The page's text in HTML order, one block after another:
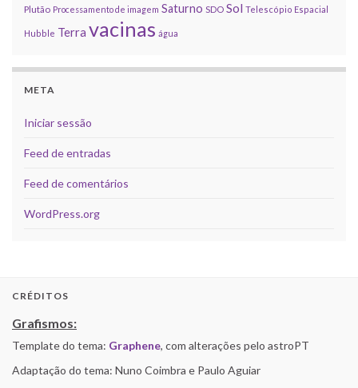
Plutão Processamento de imagem Saturno SDO Sol Telescópio Espacial
Hubble Terra vacinas água
META
Iniciar sessão
Feed de entradas
Feed de comentários
WordPress.org
CRÉDITOS
Grafismos:
Template do tema: Graphene, com alterações pelo astroPT
Adaptação do tema: Nuno Coimbra e Paulo Aguiar